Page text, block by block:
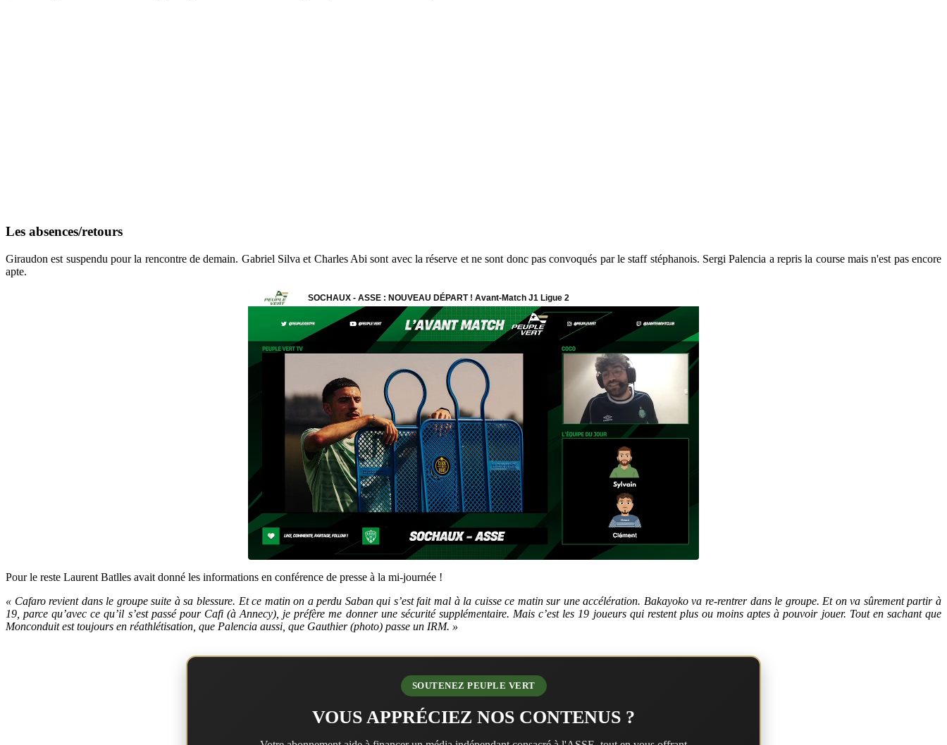
Les absences/retours
Giraudon est suspendu pour la rencontre de demain. Gabriel Silva et Charles Abi sont avec la réserve et ne sont donc pas convoqués par le staff stéphanois. Sergi Palencia a repris la course mais n'est pas encore
apte.
Pour le reste Laurent Batlles avait donné les informations en conférence de presse à la mi-journée !
« Cafaro revient dans le groupe suite à sa blessure. Et ce matin on a perdu Saban qui s’est fait mal à la cuisse ce matin sur une accélération. Bakayoko va re-rentrer dans le groupe. Et on va sûrement partir à
19, parce qu’avec ce qu’il s’est passé pour Cafi (à Annecy), je préfère me donner une sécurité supplémentaire. Mais c’est les 19 joueurs qui restent plus ou moins aptes à pouvoir jouer. Tout en sachant que
Monconduit est toujours en réathlétisation, que Palencia aussi, que Gauthier (photo) passe un IRM. »
SOUTENEZ PEUPLE VERT
VOUS APPRÉCIEZ NOS CONTENUS ?